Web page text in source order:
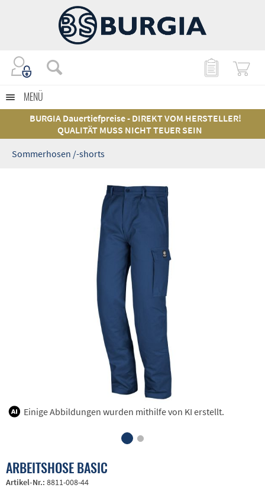
MENÜ
BURGIA Dauertiefpreise - DIREKT VOM HERSTELLER!
QUALITÄT MUSS NICHT TEUER SEIN
Sommerhosen /-shorts
Einige Abbildungen wurden mithilfe von KI erstellt.
ARBEITSHOSE BASIC
Artikel-Nr.: 8811-008-44